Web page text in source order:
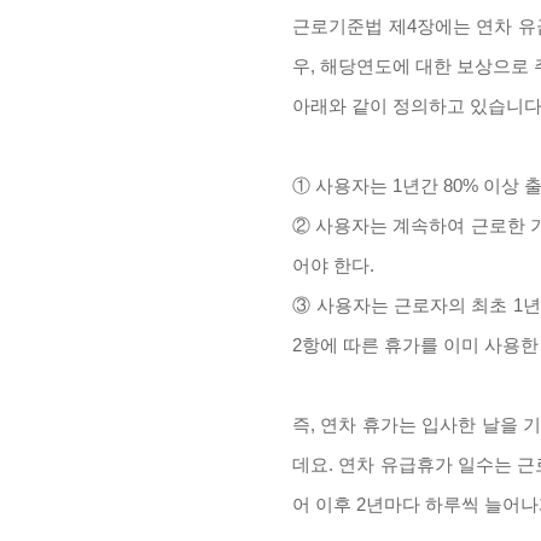
근로기준법 제4장에는 연차
우, 해당연도에 대한 보상으로
아래와 같이 정의하고 있습니
① 사용자는 1년간 80% 이상
② 사용자는 계속하여 근로한
어야 한다.
③ 사용자는 근로자의 최초 1
2항에 따른 휴가를 이미 사용
즉, 연차 휴가는 입사한 날을
데요. 연차 유급휴가 일수는
어 이후 2년마다 하루씩 늘어